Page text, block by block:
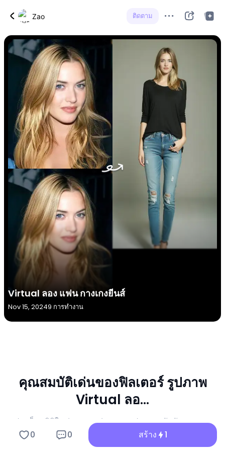
Zao ติดตาม
Virtual ลอง แฟน กางเกงยีนส์
Nov 15, 20249 การทำงาน
คุณสมบัติเด่นของฟิลเตอร์ รูปภาพ
Virtual ลอ...
ปลดล็อกมิติใหม่ของการผ่อนคลายประสาทสัมผัสและการ
สร้างเนื้อหาที่แพร่หลายด้วย a1.art Virtual ลอ... เครื่องสร้าง
0 0 สร้าง 1